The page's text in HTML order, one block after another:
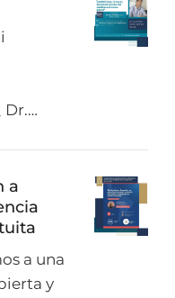
Dr.…
a
a una
y